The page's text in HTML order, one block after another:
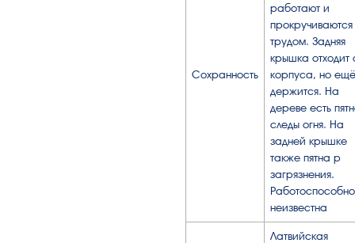
Сохранность
работают и
трудом. Задняя
крышка отходит
корпуса, но ещё
держится. На
дереве есть
следы огня. На
задней крышке
также пятна р
загрязнения.
неизвестна
Латвийская